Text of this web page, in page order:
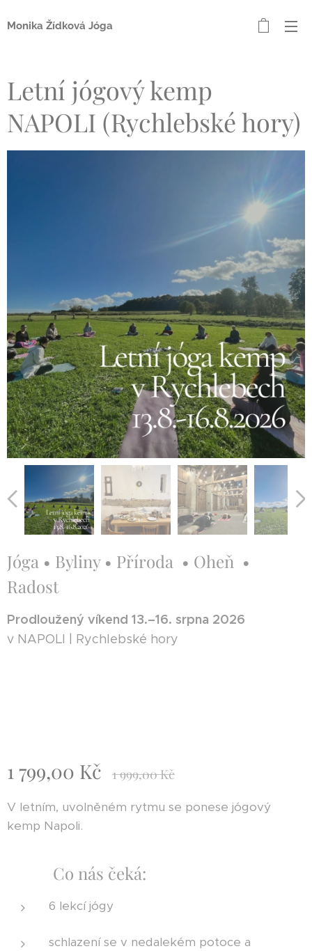
Monika Žídková Jóga
Letní jógový kemp
NAPOLI (Rychlebské hory)
Jóga • Byliny • Příroda • Oheň •
Radost
Prodloužený víkend 13.–16. srpna 2026
v NAPOLI | Rychlebské hory
1 799,00 Kč 1 999,00Kč
V letním, uvolněném rytmu se ponese jógový
kemp Napoli.
Co nás čeká:
6 lekcí jógy
schlazení se v nedalekém potoce a